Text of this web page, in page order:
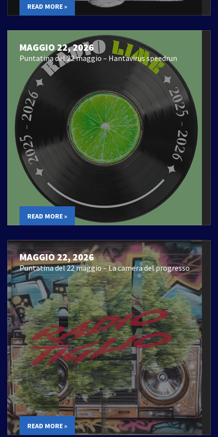
READ MORE »
MAGGIO 22, 2026
Puntatina del 22 maggio – Hantavirus speedrun
READ MORE »
MAGGIO 22, 2026
Puntatina del 22 maggio – La camera del progresso
READ MORE »